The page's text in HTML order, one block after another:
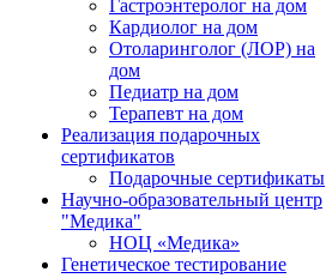
Гастроэнтеролог на дом
Кардиолог на дом
Отоларинголог (ЛОР) на
дом
Педиатр на дом
Терапевт на дом
Реализация подарочных
сертификатов
Подарочные сертификаты
Научно-образовательный центр
"Медика"
НОЦ «Медика»
Генетическое тестирование